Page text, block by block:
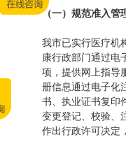
（一）规范准入管
我市已实行医疗机
康行政部门通过电
项，提供网上指导
册信息通过电子化
书、执业证书复印
变更登记、校验、
作出行政许可决定